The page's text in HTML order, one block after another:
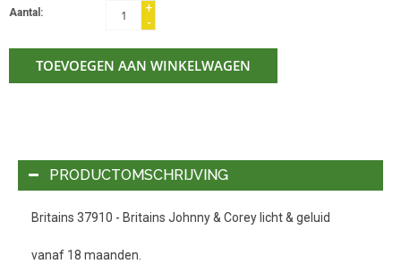
Aantal:
+
-
TOEVOEGEN AAN WINKELWAGEN
PRODUCTOMSCHRIJVING
Britains 37910 - Britains Johnny & Corey licht & geluid
vanaf 18 maanden.